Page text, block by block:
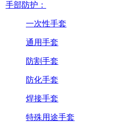
手部防护：
一次性手套
通用手套
防割手套
防化手套
焊接手套
特殊用途手套